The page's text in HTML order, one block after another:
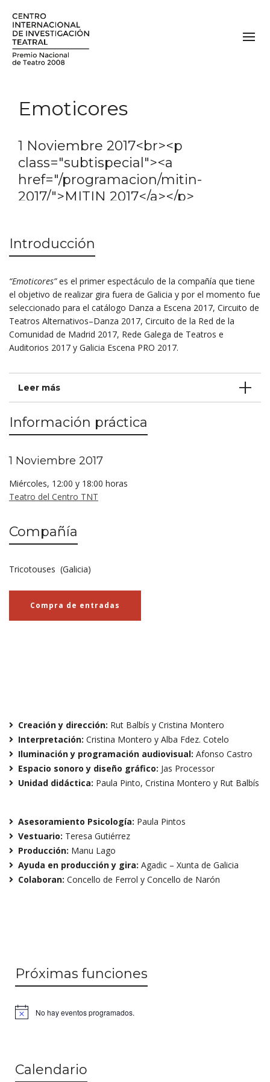
Emoticores
1 Noviembre 2017<br><p
class="subtispecial"><a
href="/programacion/mitin-
2017/">MITIN 2017</a></p>
Introducción
“Emoticores”es el primer espectáculo de la compañía que tiene
el objetivo de realizar gira fuera de Galicia y por el momento fue
seleccionado para el catálogo Danza a Escena 2017, Circuito de
Teatros Alternativos–Danza 2017, Circuito de la Red de la
Comunidad de Madrid 2017, Rede Galega de Teatros e
Auditorios 2017 y Galicia Escena PRO 2017.
Leer más
Información práctica
1 Noviembre 2017
Miércoles, 12:00 y 18:00 horas
Teatro del Centro TNT
Compañía
Tricotouses (Galicia)
Compra de entradas
Creación y dirección: Rut Balbís y Cristina Montero
Interpretación: Cristina Montero y Alba Fdez. Cotelo
Iluminación y programación audiovisual: Afonso Castro
Espacio sonoro y diseño gráfico: Jas Processor
Unidad didáctica: Paula Pinto, Cristina Montero y Rut Balbís
Asesoramiento Psicología: Paula Pintos
Vestuario: Teresa Gutiérrez
Producción: Manu Lago
Ayuda en producción y gira: Agadic – Xunta de Galicia
Colaboran: Concello de Ferrol y Concello de Narón
Próximas funciones
No hay eventos programados.
Calendario